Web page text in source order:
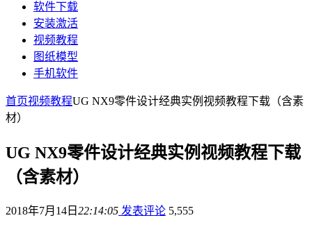
软件下载
安装激活
视频教程
图纸模型
手机软件
首页视频教程UG NX9零件设计经典实例视频教程下载（含素
材）
UG NX9零件设计经典实例视频教程下载
（含素材）
2018年7月14日 22:14:05 发表评论 5,555